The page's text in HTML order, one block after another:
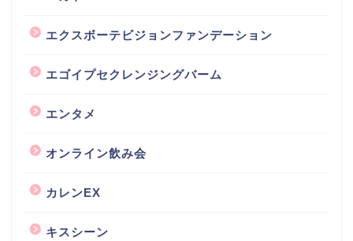
エクスボーテビジョンファンデーション
エゴイプセクレンジングバーム
エンタメ
オンライン飲み会
カレンEX
キスシーン